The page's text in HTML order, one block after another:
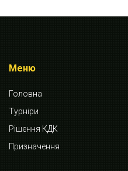
Меню
Головна
Турніри
Рішення КДК
Призначення